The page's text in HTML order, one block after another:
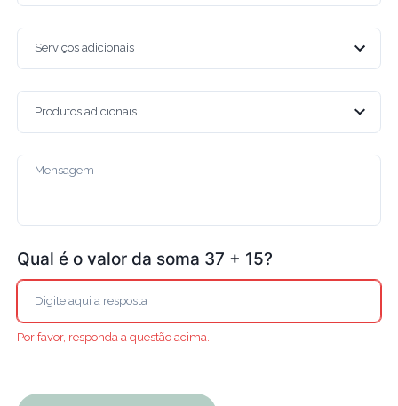
Qual é o valor da soma 37 + 15?
Por favor, responda a questão acima.